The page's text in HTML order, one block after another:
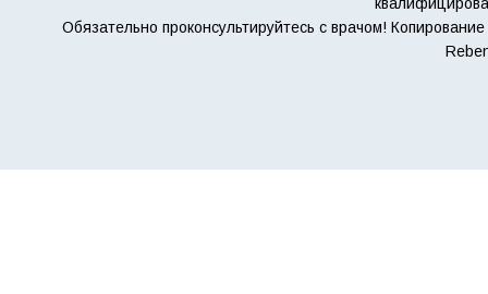
Обязательно проконсультируйтесь с врачом!